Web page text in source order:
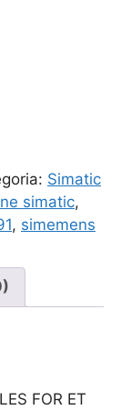
Simatic
simatic,
, simemens
FOR ET